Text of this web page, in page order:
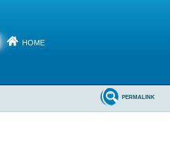
HOME
PERMALINK